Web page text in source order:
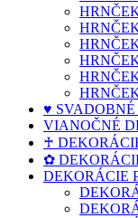
♥
VIANOČNÉ
♰
✿
DEKORÁCIE